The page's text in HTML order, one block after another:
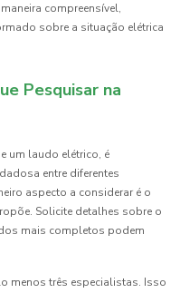
compreensível,
sobre a situação elétrica
Pesquisar na
um laudo elétrico, é
entre diferentes
aspecto a considerar é o
Solicite detalhes sobre o
mais completos podem
menos três especialistas. Isso